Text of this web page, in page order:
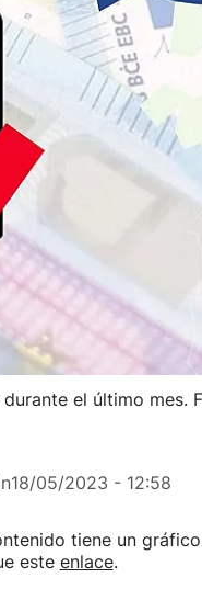
el último mes.
18/05/2023 - 12:58
tiene un
este enlace.